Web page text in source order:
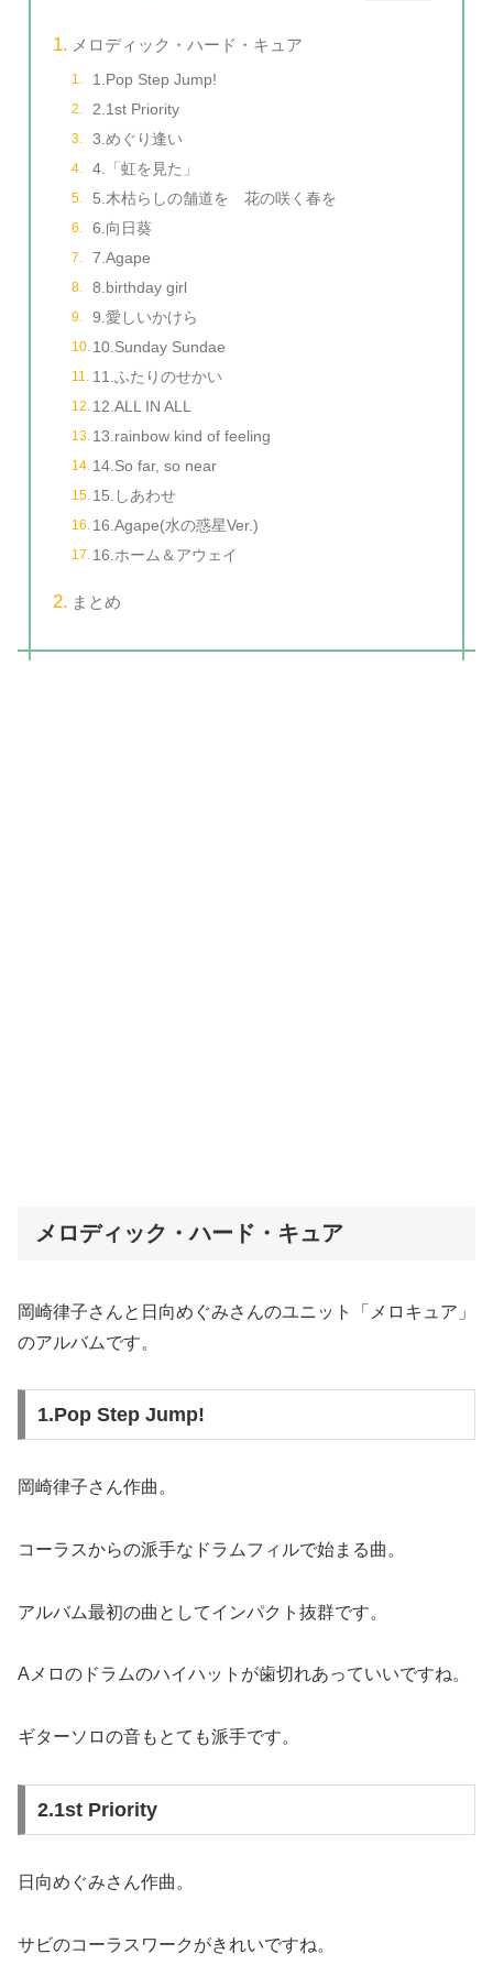
メロディック・ハード・キュア
1.Pop Step Jump!
2.1st Priority
3.めぐり逢い
4.「虹を見た」
5.木枯らしの舗道を 花の咲く春を
6.向日葵
7.Agape
8.birthday girl
9.愛しいかけら
10.Sunday Sundae
11.ふたりのせかい
12.ALL IN ALL
13.rainbow kind of feeling
14.So far, so near
15.しあわせ
16.Agape(水の惑星Ver.)
16.ホーム＆アウェイ
まとめ
メロディック・ハード・キュア
岡崎律子さんと日向めぐみさんのユニット「メロキュア」
のアルバムです。
1.Pop Step Jump!
岡崎律子さん作曲。
コーラスからの派手なドラムフィルで始まる曲。
アルバム最初の曲としてインパクト抜群です。
Aメロのドラムのハイハットが歯切れあっていいですね。
ギターソロの音もとても派手です。
2.1st Priority
日向めぐみさん作曲。
サビのコーラスワークがきれいですね。